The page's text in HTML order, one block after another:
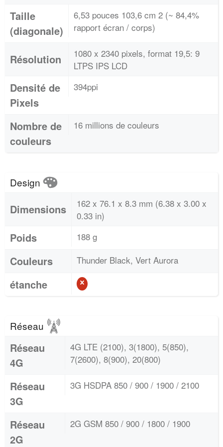
Taille
(diagonale)
6,53 pouces 103,6 cm 2 (~ 84,4%
rapport écran / corps)
Résolution
1080 x 2340 pixels, format 19,5: 9
LTPS IPS LCD
Densité de
Pixels
394ppi
Nombre de
couleurs
16 millions de couleurs
Design
Dimensions
162 x 76.1 x 8.3 mm (6.38 x 3.00 x
0.33 in)
Poids 188 g
Couleurs Thunder Black, Vert Aurora
étanche
Réseau
Réseau
4G
4G LTE (2100), 3(1800), 5(850),
7(2600), 8(900), 20(800)
Réseau
3G
3G HSDPA 850 / 900 / 1900 / 2100
Réseau
2G
2G GSM 850 / 900 / 1800 / 1900